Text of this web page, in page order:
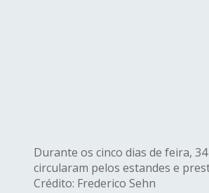
Durante os cinco dias de feira,
circularam pelos estandes e
Crédito: Frederico Sehn